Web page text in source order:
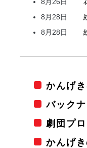
8月28日
8月28日
かんげ
バック
劇団プ
かんげ